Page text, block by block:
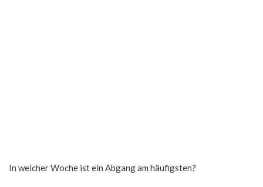
In welcher Woche ist ein Abgang am häufigsten?